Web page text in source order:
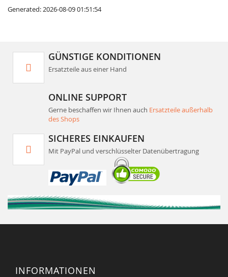
Generated: 2026-08-09 01:51:54
GÜNSTIGE KONDITIONEN
Ersatzteile aus einer Hand
ONLINE SUPPORT
Gerne beschaffen wir Ihnen auch Ersatzteile außerhalb
des Shops
SICHERES EINKAUFEN
Mit PayPal und verschlüsselter Datenübertragung
INFORMATIONEN